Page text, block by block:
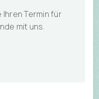
Termin für
mit uns.